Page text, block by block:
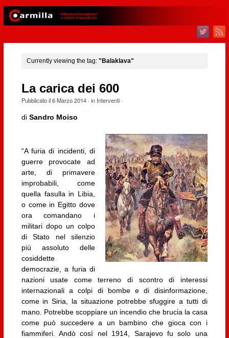
Currently viewing the tag: "Balaklava"
La carica dei 600
Pubblicato il6 Marzo 2014· in Interventi·
di Sandro Moiso
“A furia di incidenti, di
guerre provocate ad
arte, di primavere
improbabili, come
quella fasulla in Libia,
o come in Egitto dove
ora comandano i
militari dopo un colpo
di Stato nel silenzio
più assoluto delle
cosiddette
democrazie, a furia di
nazioni usate come terreno di scontro di interessi
internazionali a colpi di bombe e di disinformazione,
come in Siria, la situazione potrebbe sfuggire a tutti di
mano. Potrebbe scoppiare un incendio che brucia la casa
come può succedere a un bambino che gioca con i
fiammiferi. Andò così nel 1914, Sarajevo fu solo una